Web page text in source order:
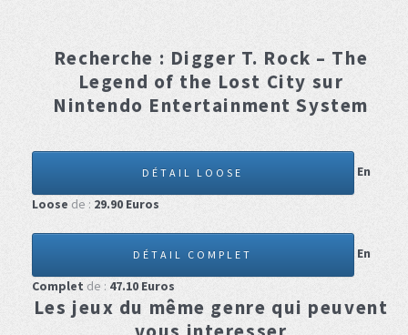
Recherche : Digger T. Rock – The
Legend of the Lost City sur
Nintendo Entertainment System
DÉTAIL LOOSE
En
Loose de : 29.90 Euros
DÉTAIL COMPLET
En
Complet de : 47.10 Euros
Les jeux du même genre qui peuvent